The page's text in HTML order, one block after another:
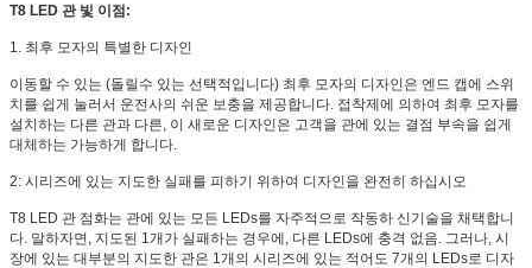
T8 LED 관 빛 이점:
1. 최후 모자의 특별한 디자인
이동할 수 있는 (돌릴수 있는 선택적입니다) 최후 모자의 디자인은 엔드 캡에 스위
치를 쉽게 눌러서 운전사의 쉬운 보충을 제공합니다. 접착제에 의하여 최후 모자를
설치하는 다른 관과 다른, 이 새로운 디자인은 고객을 관에 있는 결점 부속을 쉽게
대체하는 가능하게 합니다.
2: 시리즈에 있는 지도한 실패를 피하기 위하여 디자인을 완전히 하십시오
T8 LED 관 점화는 관에 있는 모든 LEDs를 자주적으로 작동하 신기술을 채택합니
다. 말하자면, 지도된 1개가 실패하는 경우에, 다른 LEDs에 충격 없음. 그러나, 시
장에 있는 대부분의 지도한 관은 1개의 시리즈에 있는 적어도 7개의 LEDs로 디자